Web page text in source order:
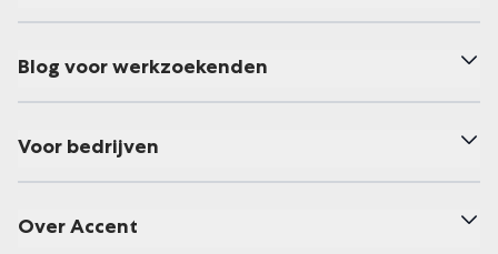
Blog voor werkzoekenden
Voor bedrijven
Over Accent